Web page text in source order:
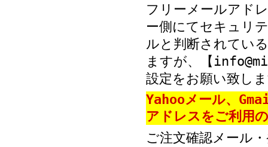
フリーメールアド
ー側にてセキュリ
ルと判断されてい
ますが、【
設定をお願い致し
Yahooメール、
アドレスをご利用
ご注文確認メール